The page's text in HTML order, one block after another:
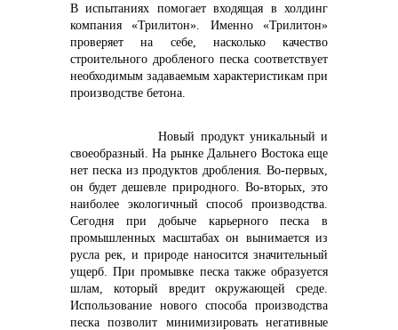
В испытаниях помогает входящая в холдинг
компания «Трилитон». Именно «Трилитон»
проверяет на себе, насколько качество
строительного дробленого песка соответствует
необходимым задаваемым характеристикам при
производстве бетона.
Новый продукт уникальный и
своеобразный. На рынке Дальнего Востока еще
нет песка из продуктов дробления. Во-первых,
он будет дешевле природного. Во-вторых, это
наиболее экологичный способ производства.
Сегодня при добыче карьерного песка в
промышленных масштабах он вынимается из
русла рек, и природе наносится значительный
ущерб. При промывке песка также образуется
шлам, который вредит окружающей среде.
Использование нового способа производства
песка позволит минимизировать негативные